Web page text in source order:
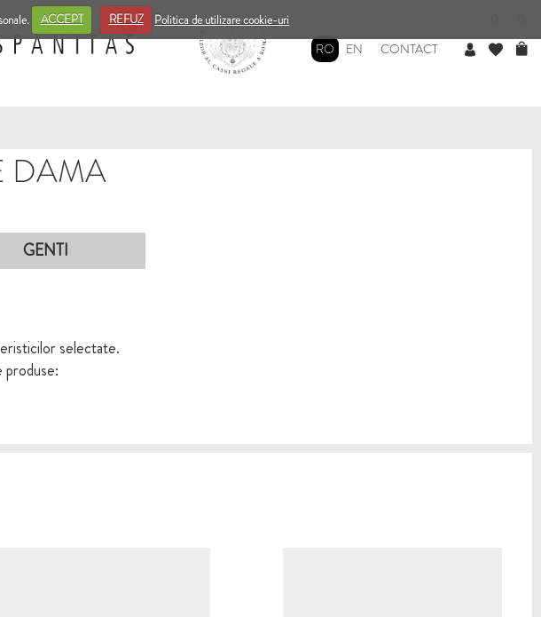
ACCEPT REFUZ Politica de utilizare cookie-uri
RO EN CONTACT
DAMA
GENTI
selectate.
produse: